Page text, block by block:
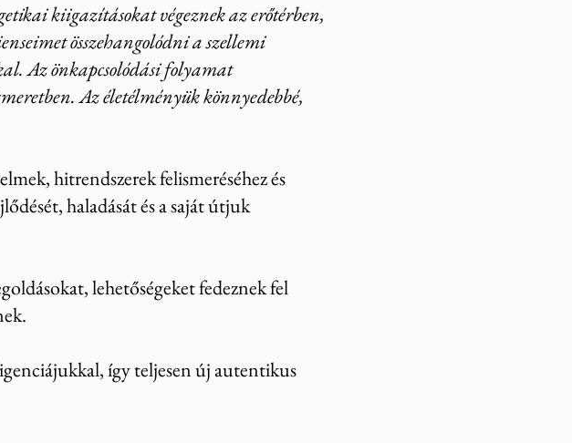
kiigazításokat végeznek az erőtérben,
összehangolódni a szellemi
Az önkapcsolódási folyamat
Az életélményük könnyedebbé,
hitrendszerek felismeréséhez és
haladását és a saját útjuk
lehetőségeket fedeznek fel
így teljesen új autentikus